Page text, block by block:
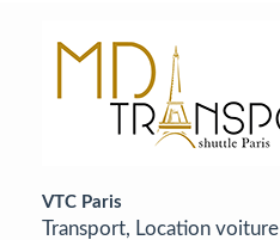
VTC Paris
Transport, Location voiture